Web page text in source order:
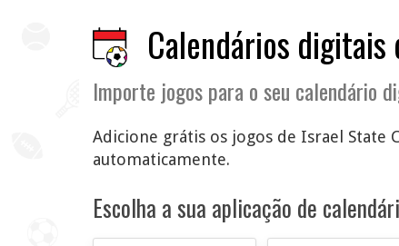
Calendários
Importe jogos para o seu calendário
Adicione grátis os jogos de Israel State
automaticamente.
Escolha a sua aplicação de